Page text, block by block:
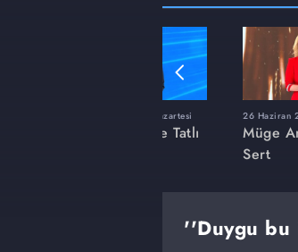
8 Haziran 2026, Pazartesi
Müge Anlı ile Tatlı
26 Haziran
Müge
Sert
''Duygu bu